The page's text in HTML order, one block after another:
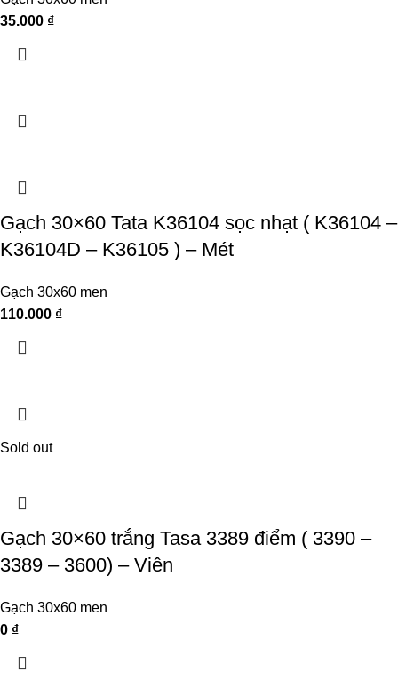
35.000 ₫
Gạch 30×60 Tata K36104 sọc nhạt ( K36104 –
K36104D – K36105 ) – Mét
Gạch 30x60 men
110.000 ₫
Sold out
Gạch 30×60 trắng Tasa 3389 điểm ( 3390 –
3389 – 3600) – Viên
Gạch 30x60 men
0 ₫